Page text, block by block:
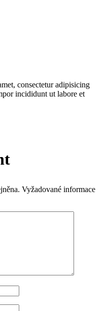
consectetur adipisicing
incididunt ut labore et
Vyžadované informace